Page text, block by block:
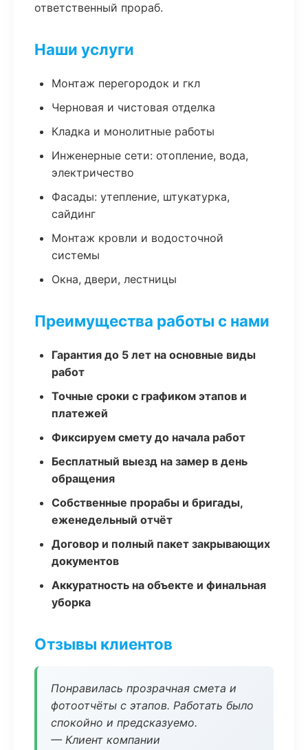
ответственный прораб.
Наши услуги
Монтаж перегородок и гкл
Черновая и чистовая отделка
Кладка и монолитные работы
Инженерные сети: отопление, вода,
электричество
Фасады: утепление, штукатурка,
сайдинг
Монтаж кровли и водосточной
системы
Окна, двери, лестницы
Преимущества работы с нами
Гарантия до 5 лет на основные виды
работ
Точные сроки с графиком этапов и
платежей
Фиксируем смету до начала работ
Бесплатный выезд на замер в день
обращения
Собственные прорабы и бригады,
еженедельный отчёт
Договор и полный пакет закрывающих
документов
Аккуратность на объекте и финальная
уборка
Отзывы клиентов
Понравилась прозрачная смета и
фотоотчёты с этапов. Работать было
спокойно и предсказуемо.
— Клиент компании